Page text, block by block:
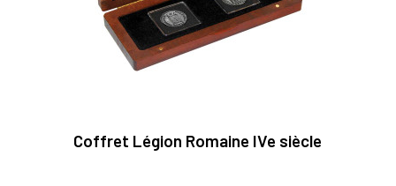
Coffret Légion Romaine IVe siècle